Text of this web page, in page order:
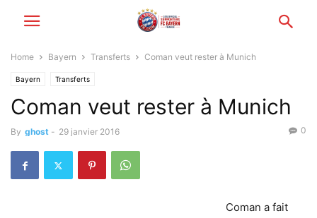
Home Bayern Transferts Coman veut rester à Munich
Bayern Transferts
Coman veut rester à Munich
By ghost - 29 janvier 2016 0
Coman a fait